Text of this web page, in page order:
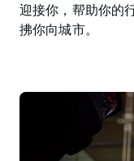
迎接你，帮助你的
拂你向城市。